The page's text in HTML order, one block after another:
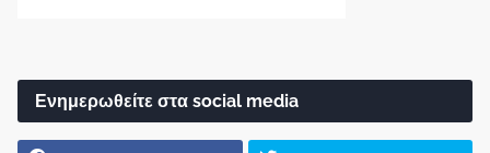
Ενημερωθείτε στα social media